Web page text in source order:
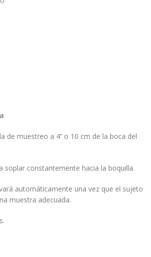
de muestreo a 4’’ o 10 cm de la boca del
soplar constantemente hacia la boquilla.
automáticamente una vez que el sujeto
muestra adecuada.